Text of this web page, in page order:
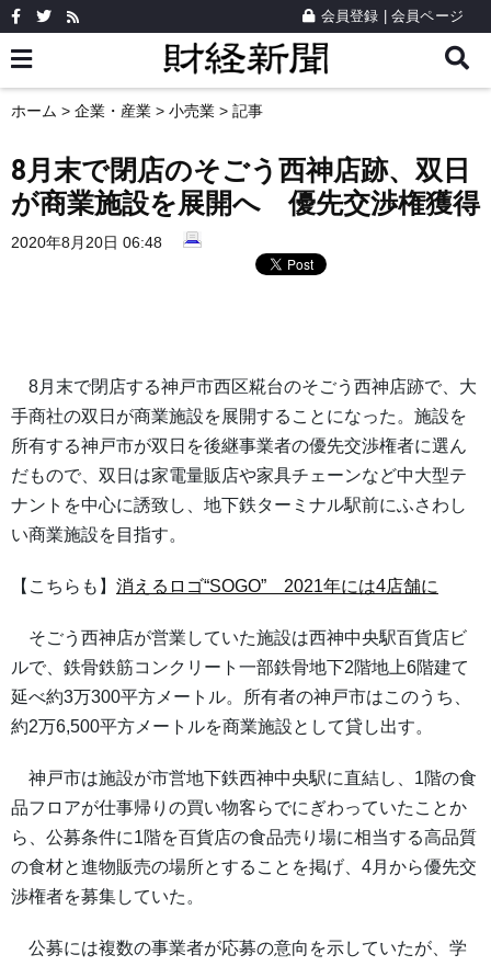
会員登録 会員ページ
ホーム > 企業・産業 > 小売業 > 記事
8月末で閉店のそごう西神店跡、双日
が商業施設を展開へ 優先交渉権獲得
2020年8月20日 06:48
8月末で閉店する神戸市西区糀台のそごう西神店跡で、大
手商社の双日が商業施設を展開することになった。施設を
所有する神戸市が双日を後継事業者の優先交渉権者に選ん
だもので、双日は家電量販店や家具チェーンなど中大型テ
ナントを中心に誘致し、地下鉄ターミナル駅前にふさわし
い商業施設を目指す。
【こちらも】 消えるロゴ“SOGO” 2021年には4店舗に
そごう西神店が営業していた施設は西神中央駅百貨店ビ
ルで、鉄骨鉄筋コンクリート一部鉄骨地下2階地上6階建て
延べ約3万300平方メートル。所有者の神戸市はこのうち、
約2万6,500平方メートルを商業施設として貸し出す。
神戸市は施設が市営地下鉄西神中央駅に直結し、1階の食
品フロアが仕事帰りの買い物客らでにぎわっていたことか
ら、公募条件に1階を百貨店の食品売り場に相当する高品質
の食材と進物販売の場所とすることを掲げ、4月から優先交
渉権者を募集していた。
公募には複数の事業者が応募の意向を示していたが、学